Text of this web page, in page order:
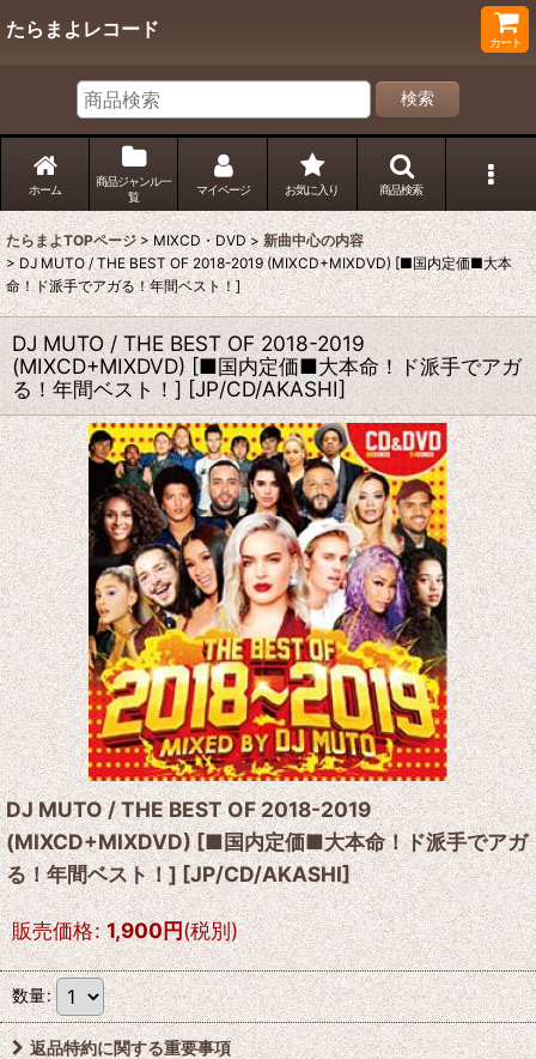
たらまよレコード
カート
検索
ホーム
商品ジャンル一
覧
マイページ お気に入り 商品検索
たらまよTOPページ > MIXCD・DVD > 新曲中心の内容
> DJ MUTO / THE BEST OF 2018-2019 (MIXCD+MIXDVD) [■国内定価■大本
命！ド派手でアガる！年間ベスト！]
DJ MUTO / THE BEST OF 2018-2019
(MIXCD+MIXDVD) [■国内定価■大本命！ド派手でアガ
る！年間ベスト！] [JP/CD/AKASHI]
DJ MUTO / THE BEST OF 2018-2019
(MIXCD+MIXDVD) [■国内定価■大本命！ド派手でアガ
る！年間ベスト！] [JP/CD/AKASHI]
販売価格: 1,900円(税別)
数量:
返品特約に関する重要事項